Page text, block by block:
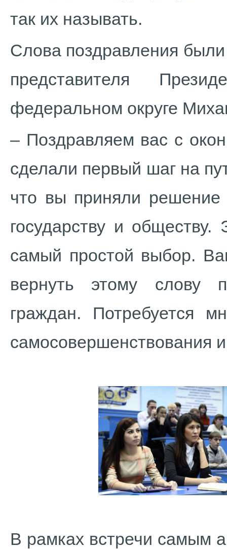
так их называть.
Слова поздравления
представителя
федеральном округе
– Поздравляем вас с
сделали первый шаг на
что вы приняли
государству и
самый простой выбор.
вернуть этому слову
граждан. Потребуется
самосовершенствования
В рамках встречи самым